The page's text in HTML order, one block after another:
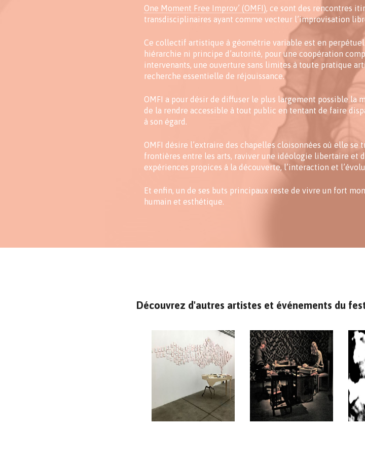
One Moment Free Improv’ (OMFI), ce sont des rencontres
transdisciplinaires ayant comme vecteur l’improvisation
Ce collectif artistique à géométrie variable est en
hiérarchie ni principe d’autorité, pour une coopération
intervenants, une ouverture sans limites à toute pratique
recherche essentielle de réjouissance.
OMFI a pour désir de diffuser le plus largement possible la
de la rendre accessible à tout public en tentant de faire
à son égard.
OMFI désire l’extraire des chapelles cloisonnées où elle se
frontières entre les arts, raviver une idéologie libertaire et
expériences propices à la découverte, l’interaction et
Et enfin, un de ses buts principaux reste de vivre un fort
humain et esthétique.
Découvrez d'autres artistes et événements du